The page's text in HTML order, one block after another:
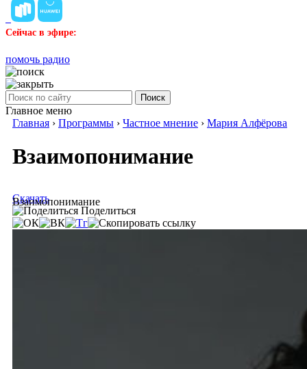
Сейчас в эфире:
помочь радио
Поиск
Главное меню
Главная › Программы › Частное мнение › Мария Алфёрова
Взаимопонимание
Взаимопонимание
Скачать
Поделиться